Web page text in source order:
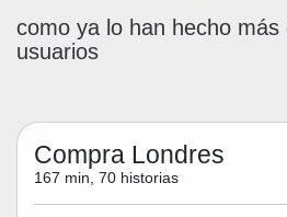
como ya lo han hecho más
usuarios
Compra Londres
167 min, 70 historias